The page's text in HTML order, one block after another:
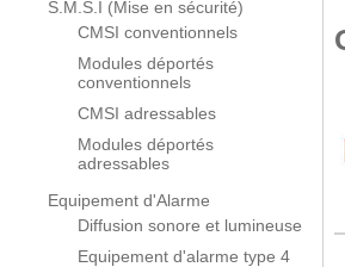
S.M.S.I (Mise en sécurité)
CMSI conventionnels
Modules déportés
conventionnels
CMSI adressables
Modules déportés
adressables
Equipement d'Alarme
Diffusion sonore et lumineuse
Equipement d'alarme type 4